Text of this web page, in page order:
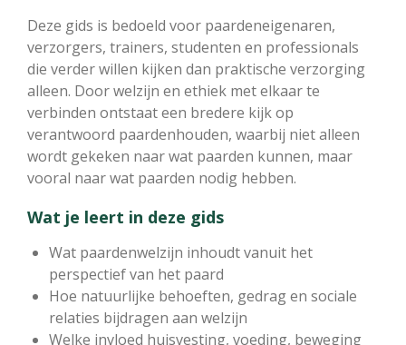
Deze gids is bedoeld voor paardeneigenaren,
verzorgers, trainers, studenten en professionals
die verder willen kijken dan praktische verzorging
alleen. Door welzijn en ethiek met elkaar te
verbinden ontstaat een bredere kijk op
verantwoord paardenhouden, waarbij niet alleen
wordt gekeken naar wat paarden kunnen, maar
vooral naar wat paarden nodig hebben.
Wat je leert in deze gids
Wat paardenwelzijn inhoudt vanuit het
perspectief van het paard
Hoe natuurlijke behoeften, gedrag en sociale
relaties bijdragen aan welzijn
Welke invloed huisvesting, voeding, beweging